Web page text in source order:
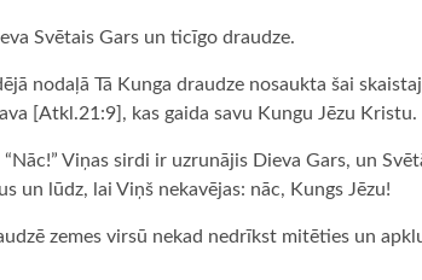
Svētais Gars un ticīgo draudze.
nodaļā Tā Kunga draudze nosaukta šai
[Atkl.21:9], kas gaida savu Kungu Jēzu Kristu.
Viņas sirdi ir uzrunājis Dieva Gars, un
un lūdz, lai Viņš nekavējas: nāc, Kungs Jēzu!
zemes virsū nekad nedrīkst mitēties un